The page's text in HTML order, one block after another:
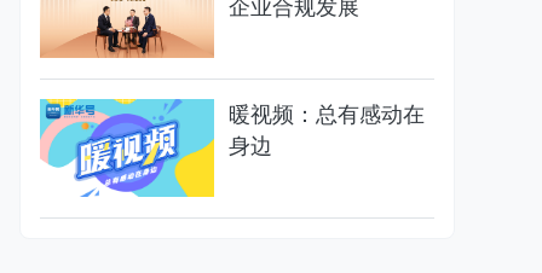
企业合规发展
暖视频：总有感动在
身边